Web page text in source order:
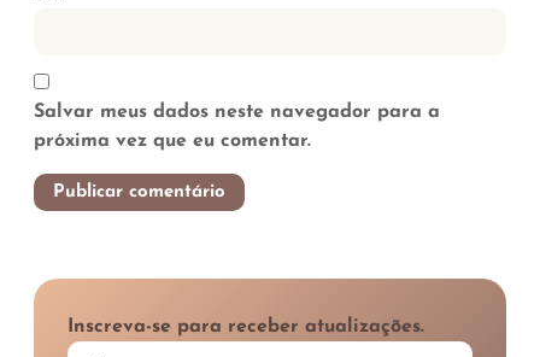
Salvar meus dados neste navegador para a
próxima vez que eu comentar.
Inscreva-se para receber atualizações.